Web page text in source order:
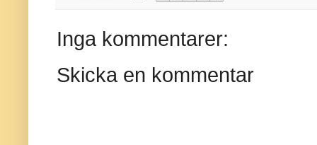
Inga kommentarer:
Skicka en kommentar